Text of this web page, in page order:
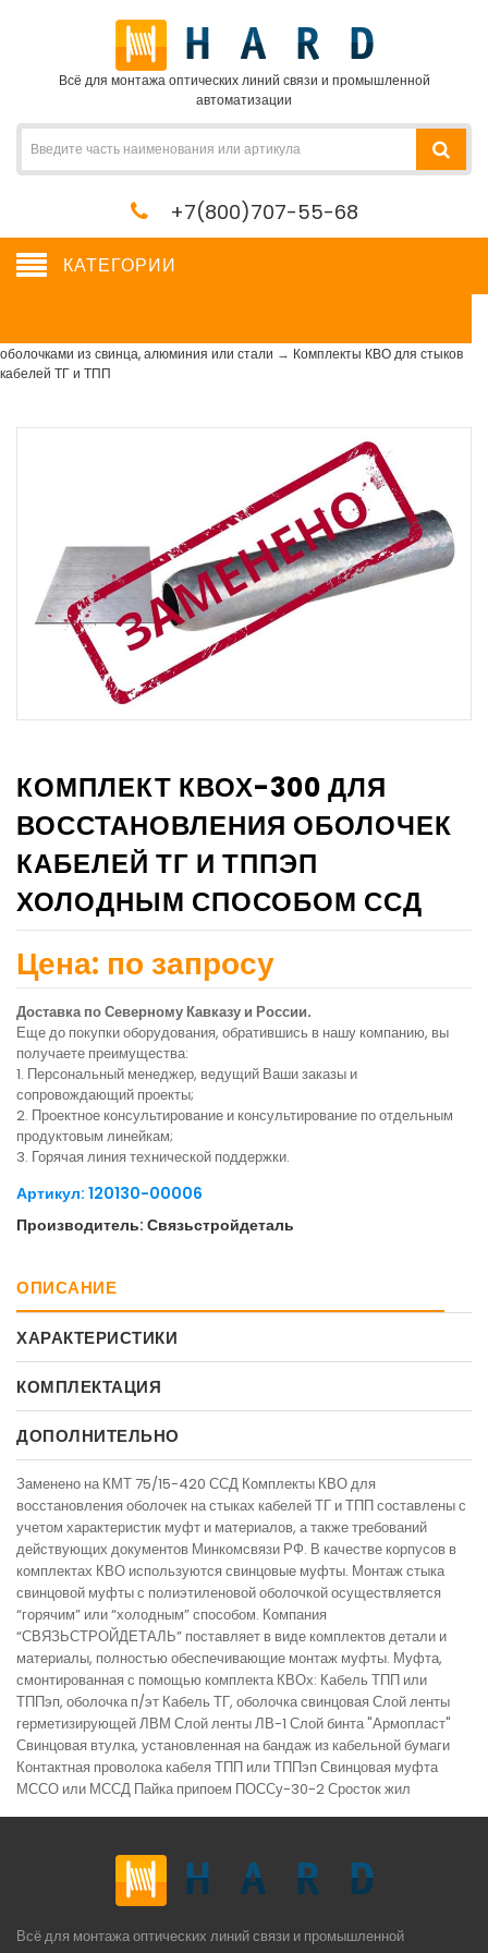
Всё для монтажа оптических линий связи и промышленной
автоматизации
+7(800)707-55-68
КАТЕГОРИИ
оболочками из свинца, алюминия или стали → Комплекты КВО для стыков
кабелей ТГ и ТПП
КОМПЛЕКТ КВОХ-300 ДЛЯ
ВОССТАНОВЛЕНИЯ ОБОЛОЧЕК
КАБЕЛЕЙ ТГ И ТППЭП
ХОЛОДНЫМ СПОСОБОМ ССД
Цена: по запросу
Доставка по Северному Кавказу и России.
Еще до покупки оборудования, обратившись в нашу компанию, вы
получаете преимущества:
1. Персональный менеджер, ведущий Ваши заказы и
сопровождающий проекты;
2. Проектное консультирование и консультирование по отдельным
продуктовым линейкам;
3. Горячая линия технической поддержки.
Артикул: 120130-00006
Производитель: Связьстройдеталь
ОПИСАНИЕ
ХАРАКТЕРИСТИКИ
КОМПЛЕКТАЦИЯ
ДОПОЛНИТЕЛЬНО
Заменено на КМТ 75/15-420 ССД Комплекты КВО для
восстановления оболочек на стыках кабелей ТГ и ТПП составлены с
учетом характеристик муфт и материалов, а также требований
действующих документов Минкомсвязи РФ. В качестве корпусов в
комплектах КВО используются свинцовые муфты. Монтаж стыка
свинцовой муфты с полиэтиленовой оболочкой осуществляется
“горячим” или “холодным” способом. Компания
“СВЯЗЬСТРОЙДЕТАЛЬ” поставляет в виде комплектов детали и
материалы, полностью обеспечивающие монтаж муфты. Муфта,
смонтированная с помощью комплекта КВОх: Кабель ТПП или
ТППэп, оболочка п/эт Кабель ТГ, оболочка свинцовая Слой ленты
герметизирующей ЛВМ Слой ленты ЛВ-1 Слой бинта "Армопласт"
Свинцовая втулка, установленная на бандаж из кабельной бумаги
Контактная проволока кабеля ТПП или ТППэп Свинцовая муфта
МССО или МССД Пайка припоем ПОССу-30-2 Сросток жил
Всё для монтажа оптических линий связи и промышленной